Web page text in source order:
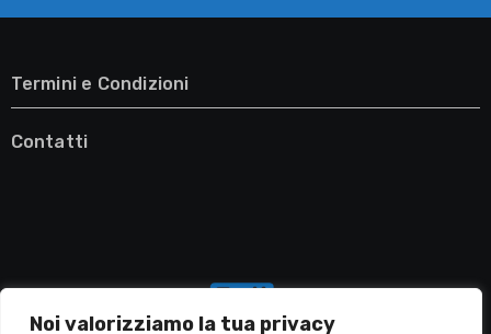
Noi valorizziamo la tua privacy
Termini e Condizioni
Contatti